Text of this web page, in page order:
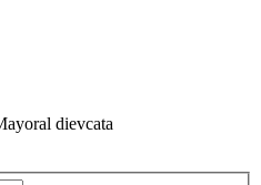
dievcata